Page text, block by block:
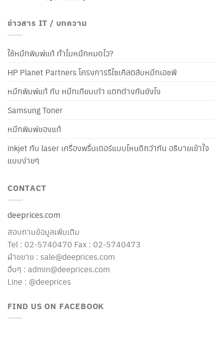
ข่าวสาร IT / บทความ
ใช้หมึกพิมพ์แท้ ทำไมหมึกหมดไว?
HP Planet Partners โครงการรีไซเคิลตลับหมึกเอชพี
หมึกพิมพ์แท้ กับ หมึกเทียบเท่า แตกต่างกันยังไง
Samsung Toner
หมึกพิมพ์ของแท้
inkjet กับ laser เครื่องพริ้นเตอร์แบบไหนดีกว่ากัน อธิบายเข้าใจ
แบบง่ายๆ
CONTACT
deeprices.com
สอบถามข้อมูลเพิ่มเติม
Tel : 02-5740470 Fax : 02-5740473
ฝ่ายขาย : sale@deeprices.com
อื่นๆ : admin@deeprices.com
Line : @deeprices
FIND US ON FACEBOOK